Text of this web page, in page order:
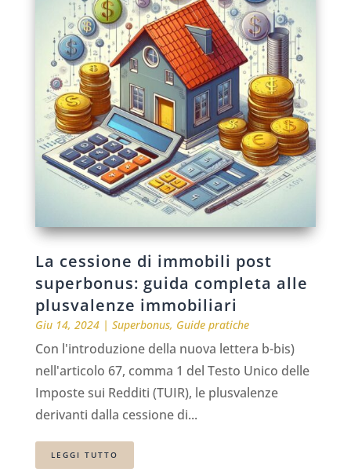
La cessione di immobili post
superbonus: guida completa alle
plusvalenze immobiliari
Giu 14, 2024| Superbonus, Guide pratiche
Con l'introduzione della nuova lettera b-bis)
nell'articolo 67, comma 1 del Testo Unico delle
Imposte sui Redditi (TUIR), le plusvalenze
derivanti dalla cessione di...
LEGGI TUTTO